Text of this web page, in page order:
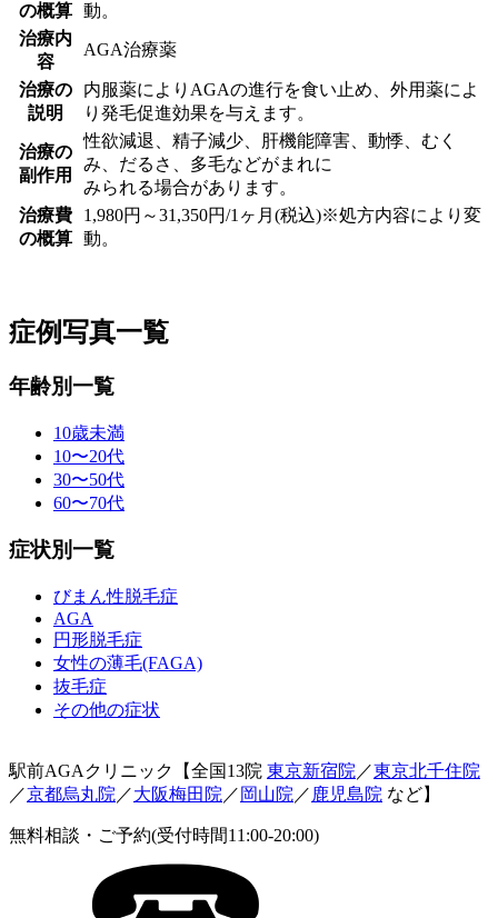
の概算 動。
治療内
容
AGA治療薬
治療の
説明
内服薬によりAGAの進行を食い止め、外用薬によ
り発毛促進効果を与えます。
治療の
副作用
性欲減退、精子減少、肝機能障害、動悸、むく
み、だるさ、多毛などがまれに
みられる場合があります。
治療費
の概算
1,980円～31,350円/1ヶ月(税込)※処方内容により変
動。
症例写真一覧
年齢別一覧
10歳未満
10〜20代
30〜50代
60〜70代
症状別一覧
びまん性脱毛症
AGA
円形脱毛症
女性の薄毛(FAGA)
抜毛症
その他の症状
駅前AGAクリニック【全国13院 東京新宿院 ／東京北千住院
／京都烏丸院 ／大阪梅田院 ／ 岡山院 ／ 鹿児島院 など】
無料相談・ご予約(受付時間11:00-20:00)